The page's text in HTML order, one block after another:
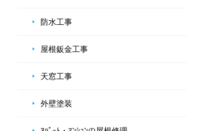
防水工事
屋根鈑金工事
天窓工事
外壁塗装